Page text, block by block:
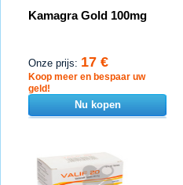
Kamagra Gold 100mg
Onze prijs: 17 €
Koop meer en bespaar uw
geld!
Nu kopen